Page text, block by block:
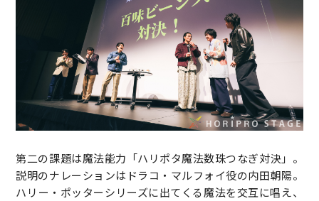
第二の課題は魔法能力「ハリポタ魔法数珠つなぎ対決」。
説明のナレーションはドラコ・マルフォイ役の内田朝陽。
ハリー・ポッターシリーズに出てくる魔法を交互に唱え、